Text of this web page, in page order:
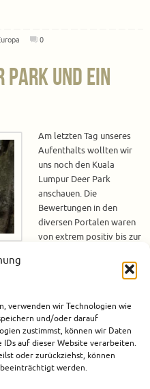
verwenden wir Technologien wie
und/oder darauf
zustimmst, können wir Daten
auf dieser Website verarbeiten.
oder zurückziehst, können
werden.
0
Park und ein
Am letzten Tag unseres
Aufenthalts wollten wir
uns noch den Kuala
Lumpur Deer Park
anschauen. Die
Bewertungen in den
diversen Portalen waren
von extrem positiv bis zur
Park Da wir uns nach dem
bewegen wollten, haben wir uns
0